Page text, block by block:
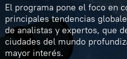
El programa pone el foco en
principales tendencias
de analistas y expertos, que
ciudades del mundo
mayor interés.